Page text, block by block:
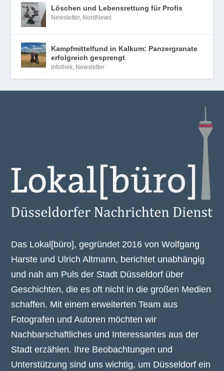
Löschen und Lebensrettung für Profis
Newsletter, NordNews
Kampfmittelfund in Kalkum: Panzergranate
erfolgreich gesprengt
Infothek, Newsletter
Das Lokal[büro], gegründet 2016 von Wolfgang
Harste und Ulrich Altmann, berichtet unabhängig
und nah am Puls der Stadt Düsseldorf über
Geschichten, die es oft nicht in die großen Medien
schaffen. Mit einem erweiterten Team aus
Fotografen und Autoren möchten wir
Nachbarschaftliches und Interessantes aus der
Stadt erzählen. Ihre Beobachtungen und
Unterstützung sind uns wichtig, um Düsseldorf ein